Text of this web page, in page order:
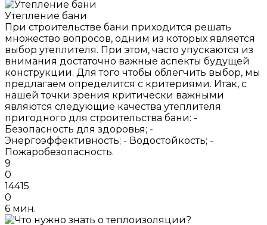
Утепление бани
При строительстве бани приходится решать
множество вопросов, одним из которых является
выбор утеплителя. При этом, часто упускаются из
внимания достаточно важные аспекты будущей
конструкции. Для того чтобы облегчить выбор, мы
предлагаем определится с критериями. Итак, с
нашей точки зрения критически важными
являются следующие качества утеплителя
пригодного для строительства бани: -
Безопасность для здоровья; -
Энергоэффективность; - Водостойкость; -
Пожаробезопасность.
9
0
14415
0
6 мин.